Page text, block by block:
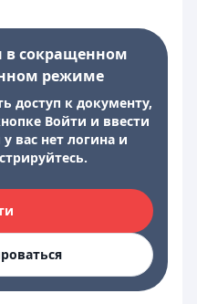
в сокращенном
режиме
доступ к документу,
Войти и ввести
вас нет логина и